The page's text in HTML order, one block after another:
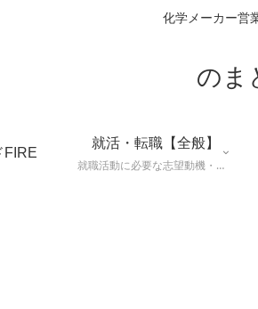
化学メーカー営
のま
FIRE
就活・転職【全般】
就職活動に必要な志望動機・メールマナー・業界研究などに役立つ知識を公開するページ。